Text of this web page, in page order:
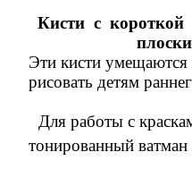
Кисти с короткой
Эти кисти
рисовать детям
Для работы с
тонированный